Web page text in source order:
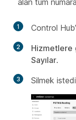
alan tüm
1 Control
2 Hizmetlere
Sayılar.
3 Silmek